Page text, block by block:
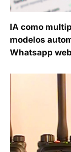
IA como
modelos
Whatsapp